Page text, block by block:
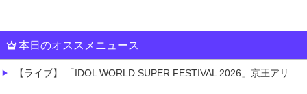
本日のオススメニュース
【ライブ】 「IDOL WORLD SUPER FESTIVAL 2026」京王アリーナTOKYO開催決定